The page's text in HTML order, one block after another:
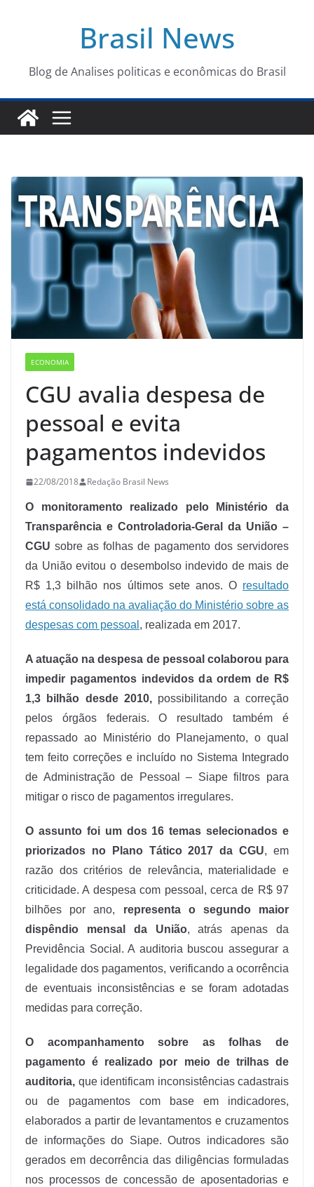
conteúdo
Brasil News
Blog de Analises politicas e econômicas do Brasil
ECONOMIA
CGU avalia despesa de
pessoal e evita
pagamentos indevidos
22/08/2018 Redação Brasil News
O monitoramento realizado pelo Ministério da
Transparência e Controladoria-Geral da União –
CGU sobre as folhas de pagamento dos servidores
da União evitou o desembolso indevido de mais de
R$ 1,3 bilhão nos últimos sete anos. O resultado
está consolidado na avaliação do Ministério sobre as
despesas com pessoal , realizada em 2017.
A atuação na despesa de pessoal colaborou para
impedir pagamentos indevidos da ordem de R$
1,3 bilhão desde 2010, possibilitando a correção
pelos órgãos federais. O resultado também é
repassado ao Ministério do Planejamento, o qual
tem feito correções e incluído no Sistema Integrado
de Administração de Pessoal – Siape filtros para
mitigar o risco de pagamentos irregulares.
O assunto foi um dos 16 temas selecionados e
priorizados no Plano Tático 2017 da CGU, em
razão dos critérios de relevância, materialidade e
criticidade. A despesa com pessoal, cerca de R$ 97
bilhões por ano, representa o segundo maior
dispêndio mensal da União, atrás apenas da
Previdência Social. A auditoria buscou assegurar a
legalidade dos pagamentos, verificando a ocorrência
de eventuais inconsistências e se foram adotadas
medidas para correção.
O acompanhamento sobre as folhas de
pagamento é realizado por meio de trilhas de
auditoria, que identificam inconsistências cadastrais
ou de pagamentos com base em indicadores,
elaborados a partir de levantamentos e cruzamentos
de informações do Siape. Outros indicadores são
gerados em decorrência das diligências formuladas
nos processos de concessão de aposentadorias e